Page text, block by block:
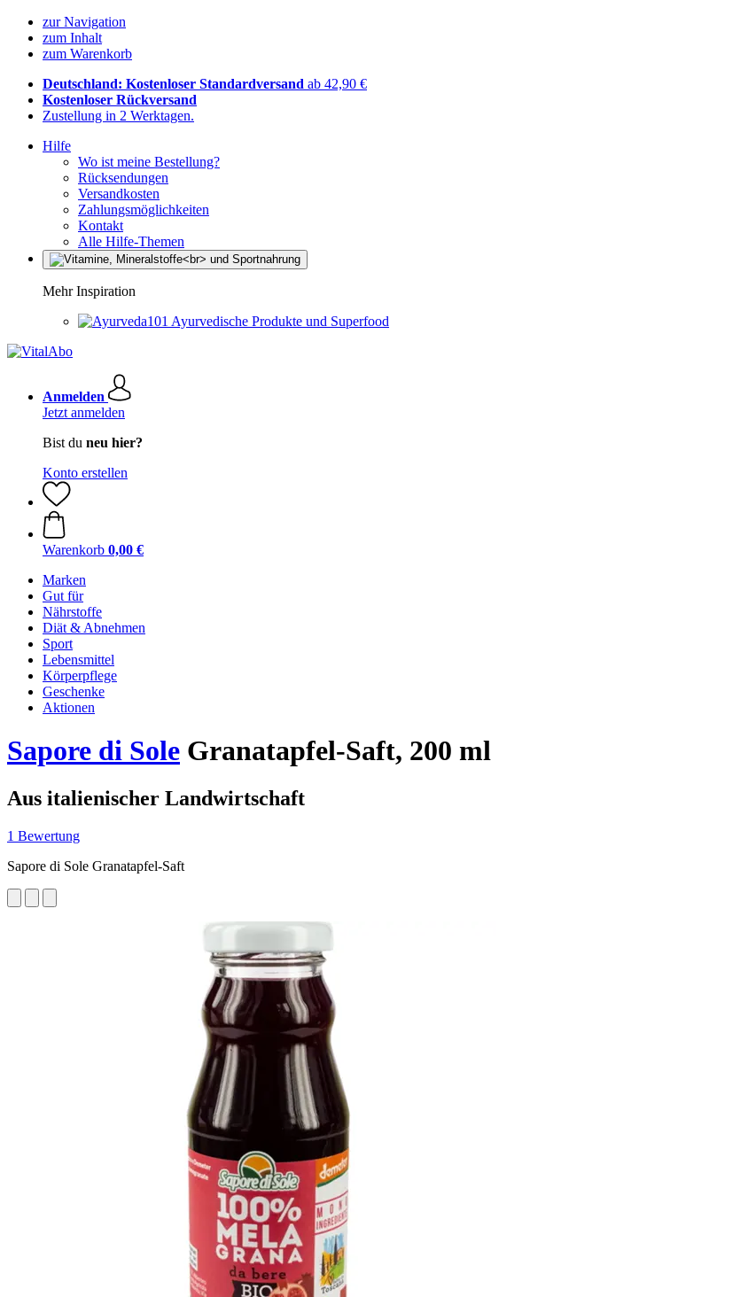
zur Navigation
zum Inhalt
zum Warenkorb
Deutschland: Kostenloser Standardversand ab 42,90 €
Kostenloser Rückversand
Zustellung in 2 Werktagen.
Hilfe
Wo ist meine Bestellung?
Rücksendungen
Versandkosten
Zahlungsmöglichkeiten
Kontakt
Alle Hilfe-Themen
Mehr Inspiration
Ayurvedische Produkte und Superfood
Anmelden
Jetzt anmelden
Bist du neu hier?
Konto erstellen
Warenkorb 0,00 €
Marken
Gut für
Nährstoffe
Diät & Abnehmen
Sport
Lebensmittel
Körperpflege
Geschenke
Aktionen
Sapore di Sole Granatapfel-Saft, 200 ml
Aus italienischer Landwirtschaft
1 Bewertung
Sapore di Sole Granatapfel-Saft